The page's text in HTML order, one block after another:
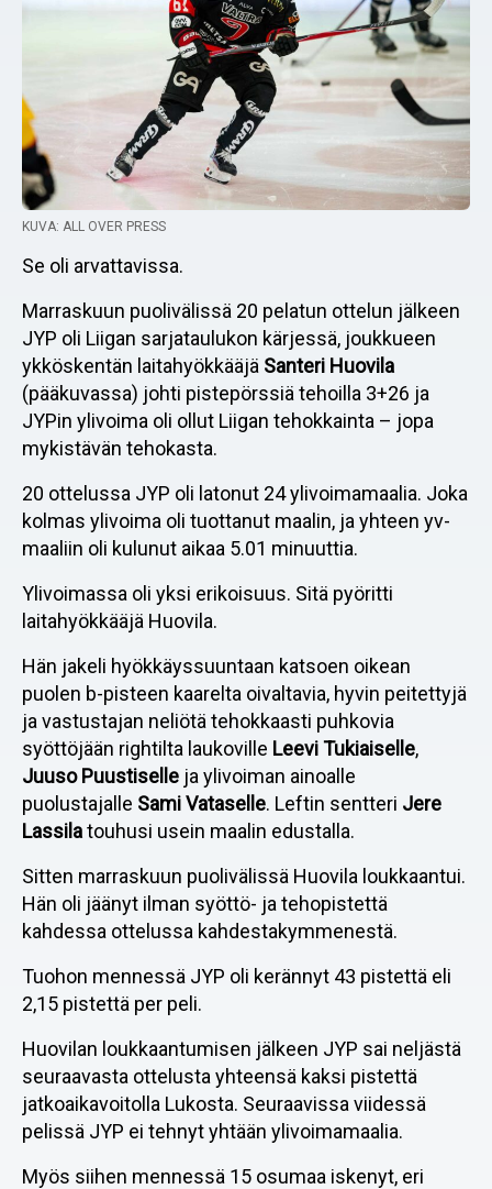
KUVA: ALL OVER PRESS
Se oli arvattavissa.
Marraskuun puolivälissä 20 pelatun ottelun jälkeen
JYP oli Liigan sarjataulukon kärjessä, joukkueen
ykköskentän laitahyökkääjä Santeri Huovila
(pääkuvassa) johti pistepörssiä tehoilla 3+26 ja
JYPin ylivoima oli ollut Liigan tehokkainta – jopa
mykistävän tehokasta.
20 ottelussa JYP oli latonut 24 ylivoimamaalia. Joka
kolmas ylivoima oli tuottanut maalin, ja yhteen yv-
maaliin oli kulunut aikaa 5.01 minuuttia.
Ylivoimassa oli yksi erikoisuus. Sitä pyöritti
laitahyökkääjä Huovila.
Hän jakeli hyökkäyssuuntaan katsoen oikean
puolen b-pisteen kaarelta oivaltavia, hyvin peitettyjä
ja vastustajan neliötä tehokkaasti puhkovia
syöttöjään rightilta laukoville Leevi Tukiaiselle,
Juuso Puustiselle ja ylivoiman ainoalle
puolustajalle Sami Vataselle. Leftin sentteri Jere
Lassilatouhusi usein maalin edustalla.
Sitten marraskuun puolivälissä Huovila loukkaantui.
Hän oli jäänyt ilman syöttö- ja tehopistettä
kahdessa ottelussa kahdestakymmenestä.
Tuohon mennessä JYP oli kerännyt 43 pistettä eli
2,15 pistettä per peli.
Huovilan loukkaantumisen jälkeen JYP sai neljästä
seuraavasta ottelusta yhteensä kaksi pistettä
jatkoaikavoitolla Lukosta. Seuraavissa viidessä
pelissä JYP ei tehnyt yhtään ylivoimamaalia.
Myös siihen mennessä 15 osumaa iskenyt, eri